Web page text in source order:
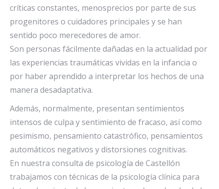
críticas constantes, menosprecios por parte de sus
progenitores o cuidadores principales y se han
sentido poco merecedores de amor.
Son personas fácilmente dañadas en la actualidad por
las experiencias traumáticas vividas en la infancia o
por haber aprendido a interpretar los hechos de una
manera desadaptativa.
Además, normalmente, presentan sentimientos
intensos de culpa y sentimiento de fracaso, así como
pesimismo, pensamiento catastrófico, pensamientos
automáticos negativos y distorsiones cognitivas.
En nuestra consulta de psicología de Castellón
trabajamos con técnicas de la psicología clínica para